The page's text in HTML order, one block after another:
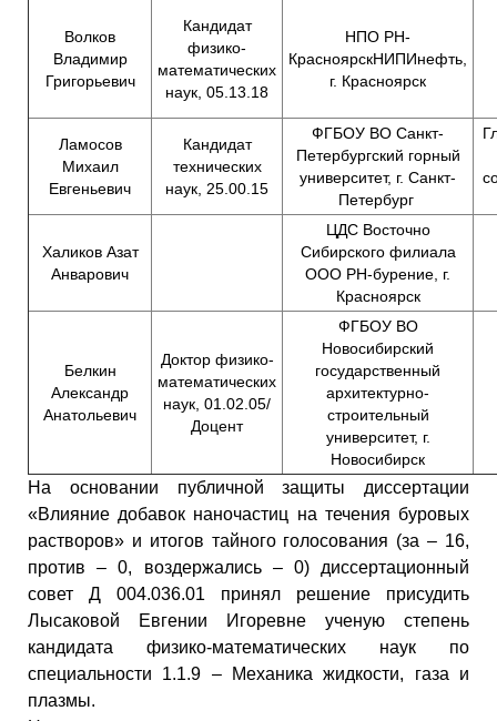
Волков
Владимир
Григорьевич
Кандидат
физико-
математических
наук, 05.13.18
НПО РН-
КрасноярскНИПИнефть,
г. Красноярск
Ламосов
Михаил
Евгеньевич
Кандидат
технических
наук, 25.00.15
ФГБОУ ВО Санкт-
Петербургский горный
университет, г. Санкт-
Петербург
Халиков Азат
Анварович
ЦДС Восточно
Сибирского филиала
ООО РН-бурение, г.
Красноярск
Белкин
Александр
Анатольевич
Доктор физико-
математических
наук, 01.02.05/
Доцент
ФГБОУ ВО
Новосибирский
государственный
архитектурно-
строительный
университет, г.
Новосибирск
На основании публичной защиты диссертации
«Влияние добавок наночастиц на течения буровых
растворов» и итогов тайного голосования (за – 16,
против – 0, воздержались – 0) диссертационный
совет Д 004.036.01 принял решение присудить
Лысаковой Евгении Игоревне ученую степень
кандидата физико-математических наук по
специальности 1.1.9 – Механика жидкости, газа и
плазмы.